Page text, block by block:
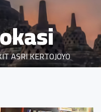
ASRI KERTOJOYO